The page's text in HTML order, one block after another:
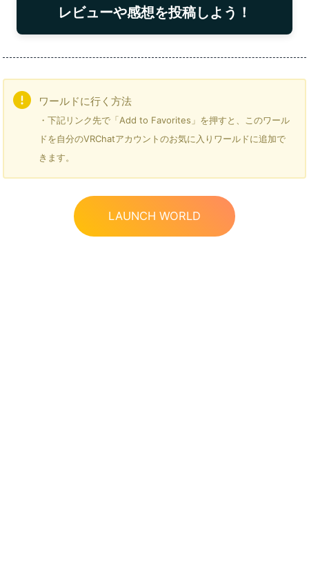
レビューや感想を投稿しよう！
ワールドに行く方法
・下記リンク先で「Add to Favorites」を押すと、このワール
ドを自分のVRChatアカウントのお気に入りワールドに追加で
きます。
LAUNCH WORLD